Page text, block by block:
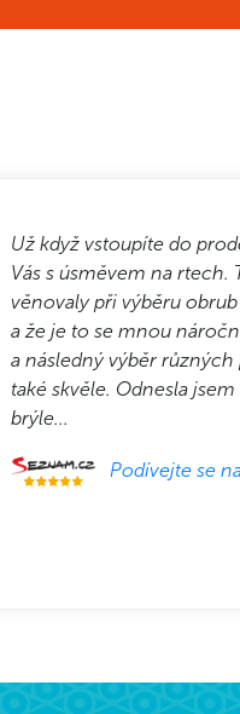
Už když vstoupíte do
Vás s úsměvem na rtech.
věnovaly při výběru
a že je to se mnou
a následný výběr
také skvěle. Odnesla
brýle...
Podívejte se